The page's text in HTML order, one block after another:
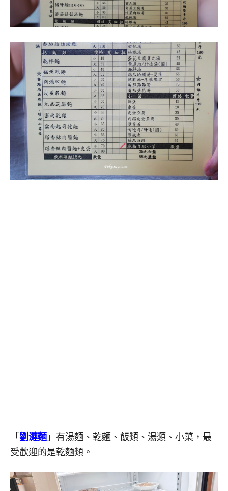
「 劉漣麵 」有湯麵、乾麵、飯類、湯類、小菜，最
受歡迎的是乾麵類。